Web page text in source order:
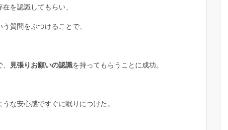
を認識してもらい、
う質問をぶつけることで、
見張りお願いの認識を持ってもらうことに成功。
な安心感ですぐに眠りにつけた。